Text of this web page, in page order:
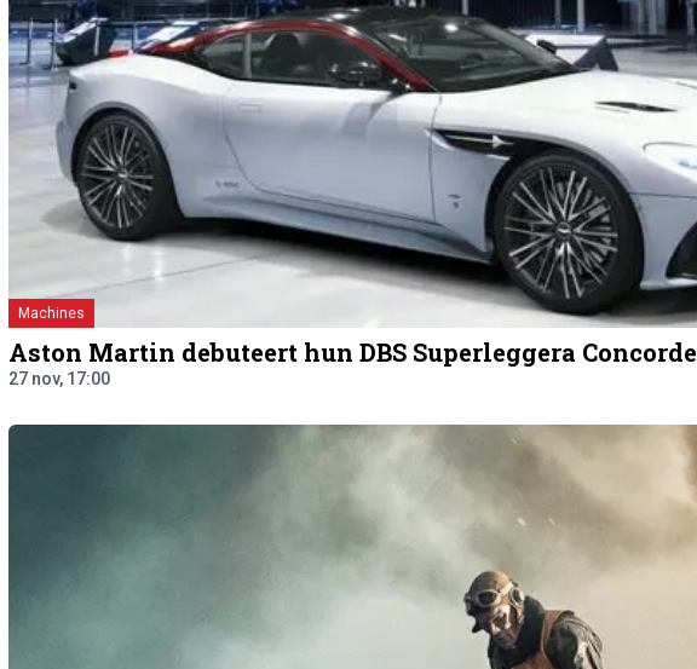
Machines
Aston Martin debuteert hun DBS Superleggera Concorde
27 nov, 17:00